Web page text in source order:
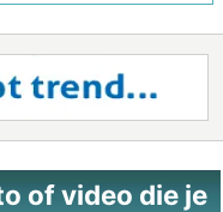
of video die je